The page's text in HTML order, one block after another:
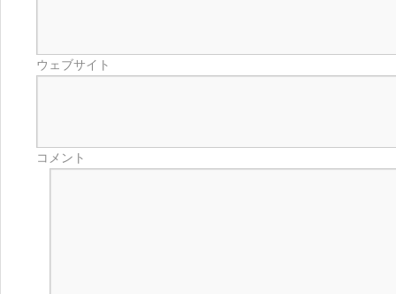
ウェブサイト
コメント